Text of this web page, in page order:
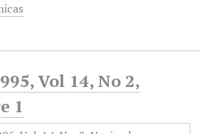
Vol 14, No 2,
1